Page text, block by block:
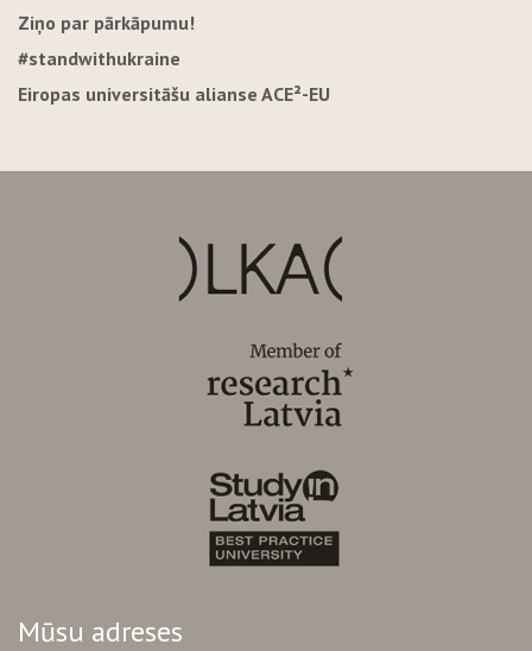
Ziņo par pārkāpumu!
#standwithukraine
Eiropas universitāšu alianse ACE²-EU
Mūsu adreses